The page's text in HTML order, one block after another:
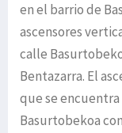
en el barrio de
ascensores
calle
Bentazarra. El
que se encuentra
Basurtobekoa